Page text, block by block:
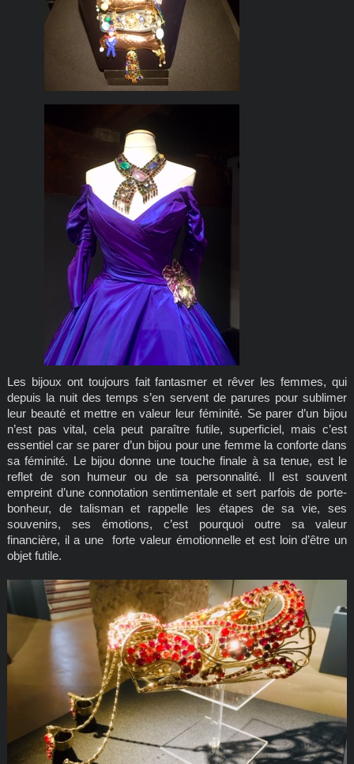
Les bijoux ont toujours fait fantasmer et rêver les femmes, qui
depuis la nuit des temps s’en servent de parures pour sublimer
leur beauté et mettre en valeur leur féminité. Se parer d’un bijou
n’est pas vital, cela peut paraître futile, superficiel, mais c’est
essentiel car se parer d’un bijou pour une femme la conforte dans
sa féminité. Le bijou donne une touche finale à sa tenue, est le
reflet de son humeur ou de sa personnalité. Il est souvent
empreint d’une connotation sentimentale et sert parfois de porte-
bonheur, de talisman et rappelle les étapes de sa vie, ses
souvenirs, ses émotions, c’est pourquoi outre sa valeur
financière, il a une forte valeur émotionnelle et est loin d’être un
objet futile.